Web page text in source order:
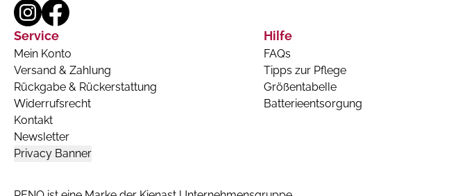
Service
Mein Konto
Versand & Zahlung
Rückgabe & Rückerstattung
Widerrufsrecht
Kontakt
Newsletter
Privacy Banner
Hilfe
FAQs
Tipps zur Pflege
Größentabelle
Batterieentsorgung